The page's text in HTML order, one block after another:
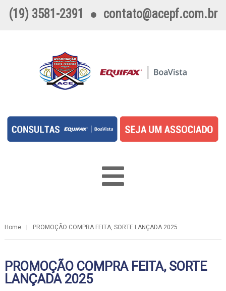
(19) 3581-2391 ● contato@acepf.com.br
Home PROMOÇÃO COMPRA FEITA, SORTE LANÇADA 2025
PROMOÇÃO COMPRA FEITA, SORTE
LANÇADA 2025